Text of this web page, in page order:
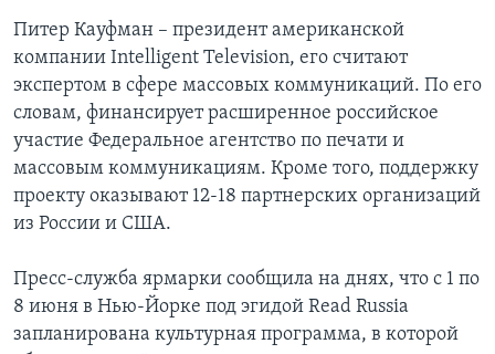
Питер Кауфман – президент американской
компании Intelligent Television, его считают
экспертом в сфере массовых коммуникаций. По его
словам, финансирует расширенное российское
участие Федеральное агентство по печати и
массовым коммуникациям. Кроме того, поддержку
проекту оказывают 12-18 партнерских организаций
из России и США.
Пресс-служба ярмарки сообщила на днях, что с 1 по
8 июня в Нью-Йорке под эгидой Read Russia
запланирована культурная программа, в которой